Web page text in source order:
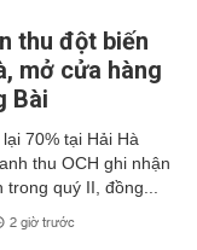
thu đột biến
mở cửa hàng
Bài
70% tại Hải Hà
thu OCH ghi nhận
quý II, đồng...
2 giờ trước